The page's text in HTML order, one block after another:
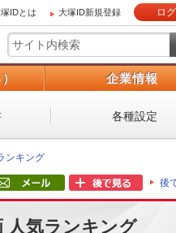
IDとは 大塚ID新規登録 ロ
企業情報
各種設定
ンキング
後
人気ランキング